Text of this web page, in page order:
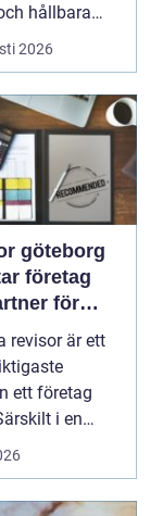
hållbara
2026
göteborg
företag
för
revisor är ett
ett företag
i en